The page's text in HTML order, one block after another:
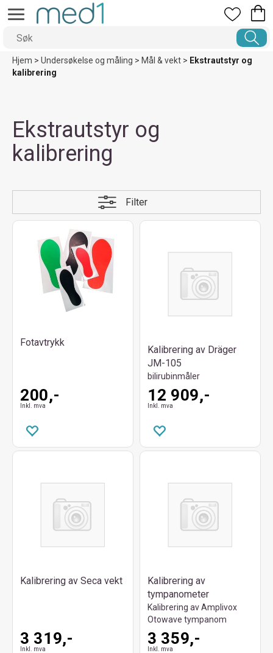
Hjem>Undersøkelse og måling>Mål & vekt> Ekstrautstyr og
kalibrering
Ekstrautstyr og
kalibrering
Filter
Fotavtrykk
200,-
Inkl. mva
Kalibrering av Dräger
JM-105
bilirubinmåler
12 909,-
Inkl. mva
Kalibrering av Seca vekt
3 319,-
Inkl. mva
Kalibrering av
tympanometer
Kalibrering av Amplivox
Otowave tympanom
3 359,-
Inkl. mva